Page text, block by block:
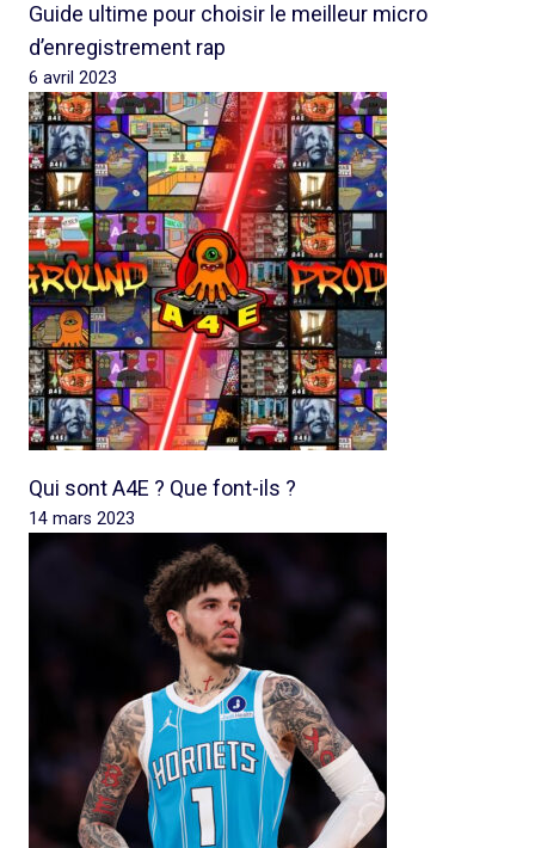
Guide ultime pour choisir le meilleur micro
d’enregistrement rap
6 avril 2023
Qui sont A4E ? Que font-ils ?
14 mars 2023